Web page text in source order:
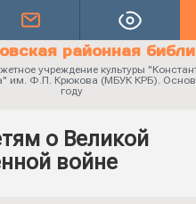
районная
учреждение культуры
им. Ф.П. Крюкова (МБУК КРБ).
году
о Великой
войне